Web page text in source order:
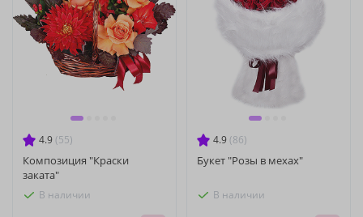
4.9 (55)
Композиция "Краски
заката"
В наличии
4.9 (86)
Букет "Розы в мехах"
В наличии